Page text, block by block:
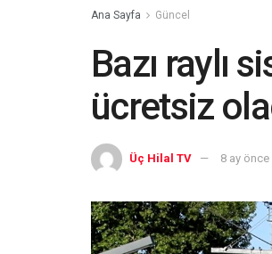
Ana Sayfa Güncel
Bazı raylı
ücretsiz
Üç Hilal TV 8 ay önce